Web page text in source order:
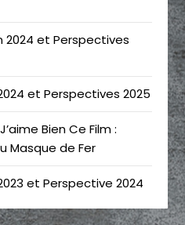
2024 et Perspectives
et Perspectives 2025
Bien Ce Film :
Masque de Fer
et Perspective 2024